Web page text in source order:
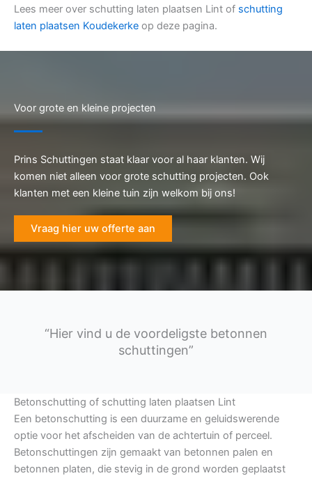
Lees meer over schutting laten plaatsen Lint of schutting
laten plaatsen Koudekerke op deze pagina.
Voor grote en kleine projecten
Prins Schuttingen staat klaar voor al haar klanten. Wij
komen niet alleen voor grote schutting projecten. Ook
klanten met een kleine tuin zijn welkom bij ons!
Vraag hier uw offerte aan
“Hier vind u de voordeligste betonnen
schuttingen”
Betonschutting of schutting laten plaatsen Lint
Een betonschutting is een duurzame en geluidswerende
optie voor het afscheiden van de achtertuin of perceel.
Betonschuttingen zijn gemaakt van betonnen palen en
betonnen platen, die stevig in de grond worden geplaatst